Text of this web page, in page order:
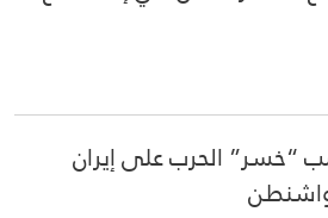
“خسر” الحرب على إيران